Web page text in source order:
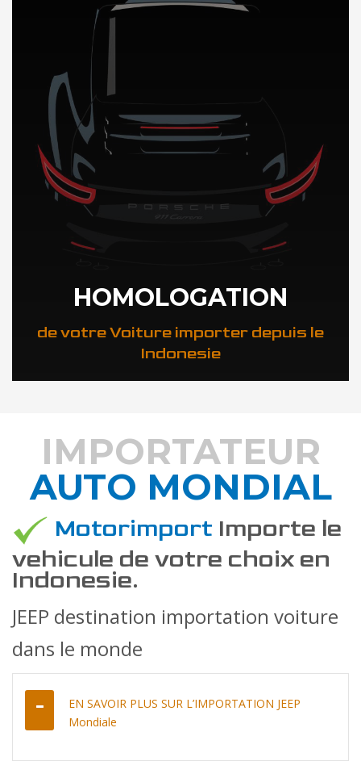
HOMOLOGATION
de votre Voiture importer depuis le
Indonesie
DÉCOUVREZ COMMENT
IMPORTATEUR
AUTO MONDIAL
Motorimport Importe le
vehicule de votre choix en
Indonesie.
JEEP destination importation voiture
dans le monde
EN SAVOIR PLUS SUR L’IMPORTATION JEEP
Mondiale